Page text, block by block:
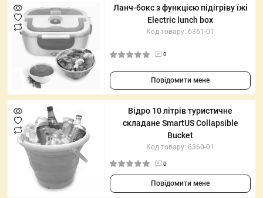
Ланч-бокс з функцією підігріву їжі
Electric lunch box
Код товару: 6361-01
0
Повідомити мене
Відро 10 літрів туристичне
складане SmartUS Collapsible
Bucket
Код товару: 6360-01
0
Повідомити мене